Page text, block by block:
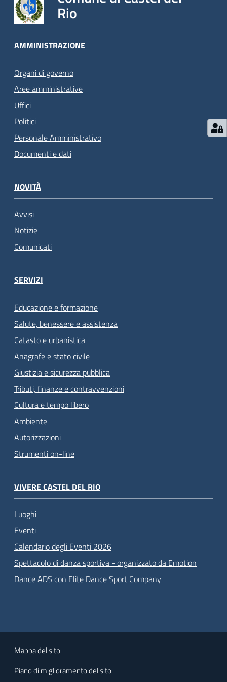
Rio
AMMINISTRAZIONE
Organi di governo
Aree amministrative
Uffici
Politici
Personale Amministrativo
Documenti e dati
NOVITÀ
Avvisi
Notizie
Comunicati
SERVIZI
Educazione e formazione
Salute, benessere e assistenza
Catasto e urbanistica
Anagrafe e stato civile
Giustizia e sicurezza pubblica
Tributi, finanze e contravvenzioni
Cultura e tempo libero
Ambiente
Autorizzazioni
Strumenti on-line
VIVERE CASTEL DEL RIO
Luoghi
Eventi
Calendario degli Eventi 2026
Spettacolo di danza sportiva - organizzato da Emotion
Dance ADS con Elite Dance Sport Company
Mappa del sito
Piano di miglioramento del sito